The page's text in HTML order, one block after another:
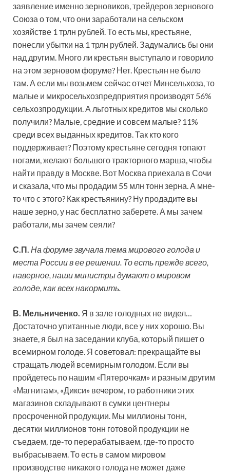
заявление именно зерновиков, трейдеров зернового
Союза о том, что они заработали на сельском
хозяйстве 1 трлн рублей. То есть мы, крестьяне,
понесли убытки на 1 трлн рублей. Задумались бы они
над другим. Много ли крестьян выступало и говорило
на этом зерновом форуме? Нет. Крестьян не было
там. А если мы возьмем сейчас отчет Минсельхоза, то
малые и микросельхозпредприятия производят 56%
сельхозпродукции. А льготных кредитов мы сколько
получили? Малые, средние и совсем малые? 11%
среди всех выданных кредитов. Так кто кого
поддерживает? Поэтому крестьяне сегодня топают
ногами, желают большого тракторного марша, чтобы
найти правду в Москве. Вот Москва приехала в Сочи
и сказала, что мы продадим 55 млн тонн зерна. А мне-
то что с этого? Как крестьянину? Ну продадите вы
наше зерно, у нас бесплатно заберете. А мы зачем
работали, мы зачем сеяли?
С.П. На форуме звучала тема мирового голода и
места России в ее решении. То есть прежде всего,
наверное, наши министры думают о мировом
голоде, как всех накормить.
В. Мельниченко. Я в зале голодных не видел…
Достаточно упитанные люди, все у них хорошо. Вы
знаете, я был на заседании клуба, который пишет о
всемирном голоде. Я советовал: прекращайте вы
стращать людей всемирным голодом. Если вы
пройдетесь по нашим «Пятерочкам» и разным другим
«Магнитам», «Дикси» вечером, то работники этих
магазинов складывают в сумки центнеры
просроченной продукции. Мы миллионы тонн,
десятки миллионов тонн готовой продукции не
съедаем, где-то перерабатываем, где-то просто
выбрасываем. То есть в самом мировом
производстве никакого голода не может даже